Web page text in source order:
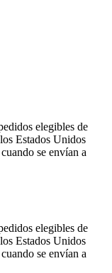
elegibles de
Estados Unidos
se envían a
elegibles de
Estados Unidos
se envían a